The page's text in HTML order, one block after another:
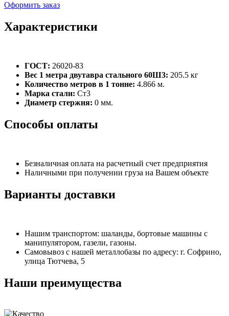
Оформить заказ
Характеристики
ГОСТ: 26020-83
Вес 1 метра двутавра стального 60Ш3: 205.5 кг
Количество метров в 1 тонне: 4.866 м.
Марка стали: Ст3
Диаметр стержня: 0 мм.
Способы оплаты
Безналичная оплата на расчетный счет предприятия
Наличными при получении груза на Вашем объекте
Варианты доставки
Нашим транспортом: шаланды, бортовые машины с
манипулятором, газели, газоны.
Самовывоз с нашей металлобазы по адресу: г. Софрино,
улица Тютчева, 5
Наши преимущества